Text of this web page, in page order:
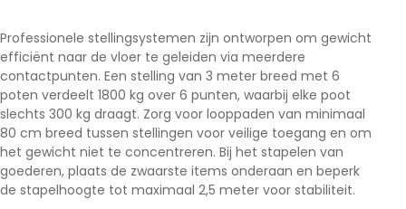
Professionele stellingsystemen zijn ontworpen om gewicht
efficiënt naar de vloer te geleiden via meerdere
contactpunten. Een stelling van 3 meter breed met 6
poten verdeelt 1800 kg over 6 punten, waarbij elke poot
slechts 300 kg draagt. Zorg voor looppaden van minimaal
80 cm breed tussen stellingen voor veilige toegang en om
het gewicht niet te concentreren. Bij het stapelen van
goederen, plaats de zwaarste items onderaan en beperk
de stapelhoogte tot maximaal 2,5 meter voor stabiliteit.